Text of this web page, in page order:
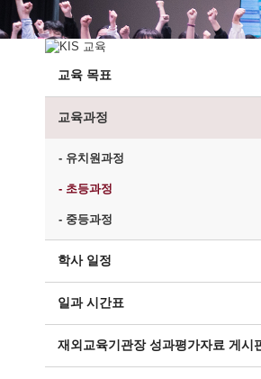
교육 목표
교육과정
- 유치원과정
- 초등과정
- 중등과정
학사 일정
일과 시간표
재외교육기관장 성과평가자료 게시